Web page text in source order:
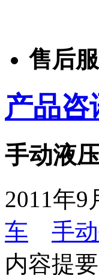
售后
产品咨
手动液
2011年9
车
手
内容提要